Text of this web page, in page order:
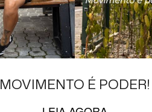
MOVIMENTO É PODER!